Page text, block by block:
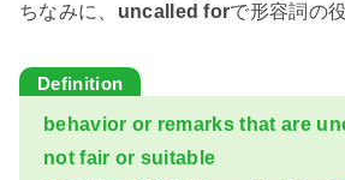
ちなみに、 uncalled forで形容詞の
behavior or remarks that are
not fair or suitable